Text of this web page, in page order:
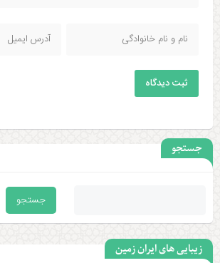
ثبت دیدگاه
جستجو
زیبایی های ایران زمین